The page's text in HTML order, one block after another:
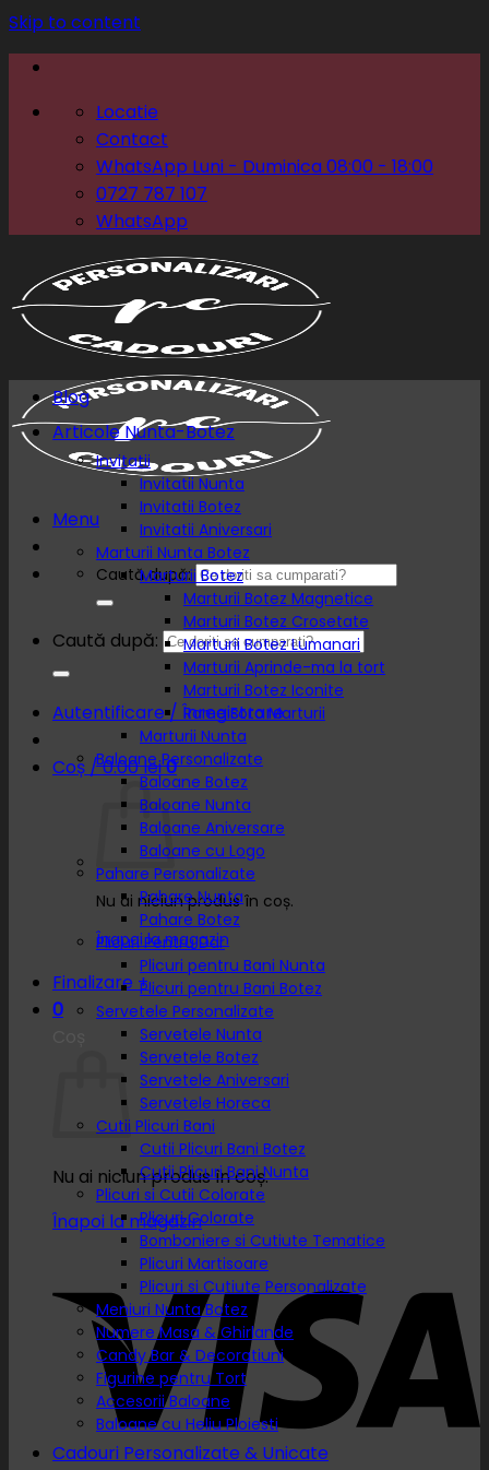
Skip to content
Locatie
Contact
WhatsApp Luni - Duminica 08:00 - 18:00
0727 787 107
WhatsApp
Menu
Caută după:
Caută după:
Autentificare / Înregistrare
Coș /0.00lei0
Nu ai niciun produs în coș.
Înapoi la magazin
Finalizare +
0
Nu ai niciun produs în coș.
Înapoi la magazin
Blog
Articole Nunta-Botez
Invitatii
Invitatii Nunta
Invitatii Botez
Invitatii Aniversari
Marturii Nunta Botez
Marturii Botez
Marturii Botez Magnetice
Marturii Botez Crosetate
Marturii Botez Lumanari
Marturii Aprinde-ma la tort
Marturii Botez Iconite
Rame Foto Marturii
Marturii Nunta
Baloane Personalizate
Baloane Botez
Baloane Nunta
Baloane Aniversare
Baloane cu Logo
Pahare Personalizate
Pahare Nunta
Pahare Botez
Plicuri Pentru Dar
Plicuri pentru Bani Nunta
Plicuri pentru Bani Botez
Servetele Personalizate
Servetele Nunta
Servetele Botez
Servetele Aniversari
Servetele Horeca
Cutii Plicuri Bani
Cutii Plicuri Bani Botez
Cutii Plicuri Bani Nunta
Plicuri si Cutii Colorate
Plicuri Colorate
Bomboniere si Cutiute Tematice
Plicuri Martisoare
Plicuri si Cutiute Personalizate
Meniuri Nunta Botez
Numere Masa & Ghirlande
Candy Bar & Decoratiuni
Figurine pentru Tort
Accesorii Baloane
Baloane cu Heliu Ploiesti
Cadouri Personalizate & Unicate